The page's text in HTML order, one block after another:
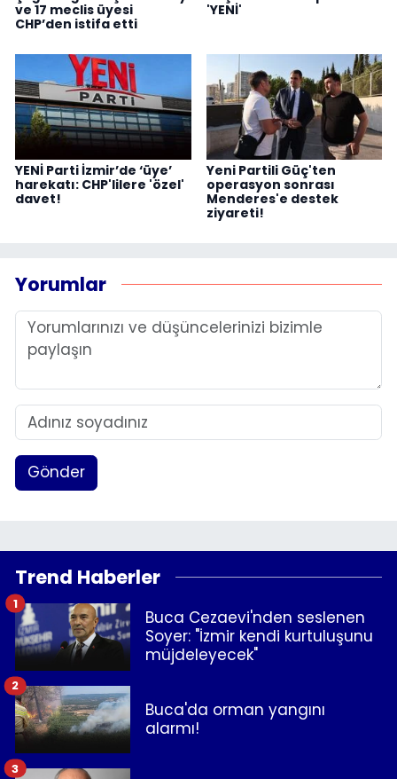
ve 17 meclis üyesi
CHP’den istifa etti
'YENİ'
YENİ Parti İzmir’de ‘üye’
harekatı: CHP'lilere 'özel'
davet!
Yeni Partili Güç'ten
operasyon sonrası
Menderes'e destek
ziyareti!
Yorumlar
Gönder
Trend Haberler
Buca Cezaevi'nden seslenen
Soyer: "İzmir kendi kurtuluşunu
müjdeleyecek"
1
Buca'da orman yangını
alarmı!
2
3